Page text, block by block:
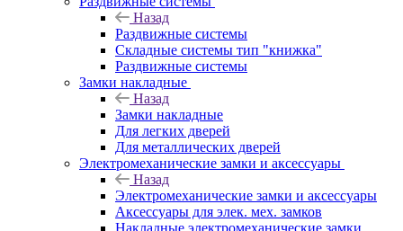
Назад
Раздвижные системы
Складные системы тип "книжка"
Раздвижные системы
Замки накладные
Назад
Замки накладные
Для легких дверей
Для металлических дверей
Электромеханические замки и аксессуары
Назад
Электромеханические замки и аксессуары
Аксессуары для элек. мех. замков
Накладные электромеханические замки